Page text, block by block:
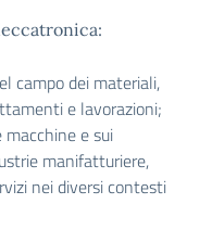
campo dei materiali,
e lavorazioni;
e sui
manifatturiere,
nei diversi contesti